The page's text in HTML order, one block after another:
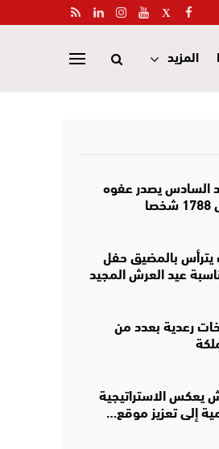
المزيد
السادس يصدر عفوه
يترأس بالمضيق حفل
عيد العرش المجيد
رعدية بعدد من
يعكس الاستراتيجية
إلى تعزيز موقع…